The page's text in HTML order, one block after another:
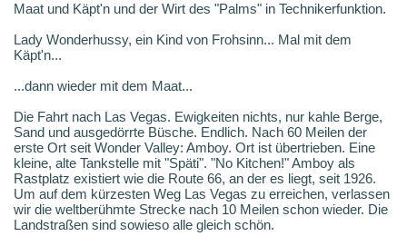
Maat und Käpt'n und der Wirt des "Palms" in Technikerfunktion.
Lady Wonderhussy, ein Kind von Frohsinn... Mal mit dem
Käpt'n...
...dann wieder mit dem Maat...
Die Fahrt nach Las Vegas. Ewigkeiten nichts, nur kahle Berge,
Sand und ausgedörrte Büsche. Endlich. Nach 60 Meilen der
erste Ort seit Wonder Valley: Amboy. Ort ist übertrieben. Eine
kleine, alte Tankstelle mit "Späti". "No Kitchen!" Amboy als
Rastplatz existiert wie die Route 66, an der es liegt, seit 1926.
Um auf dem kürzesten Weg Las Vegas zu erreichen, verlassen
wir die weltberühmte Strecke nach 10 Meilen schon wieder. Die
Landstraßen sind sowieso alle gleich schön.